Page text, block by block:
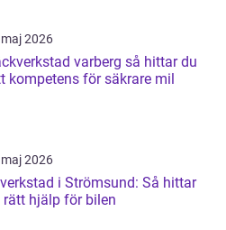
2026
varberg så hittar du
kompetens för säkrare mil
2026
i Strömsund: Så hittar
rätt hjälp för bilen